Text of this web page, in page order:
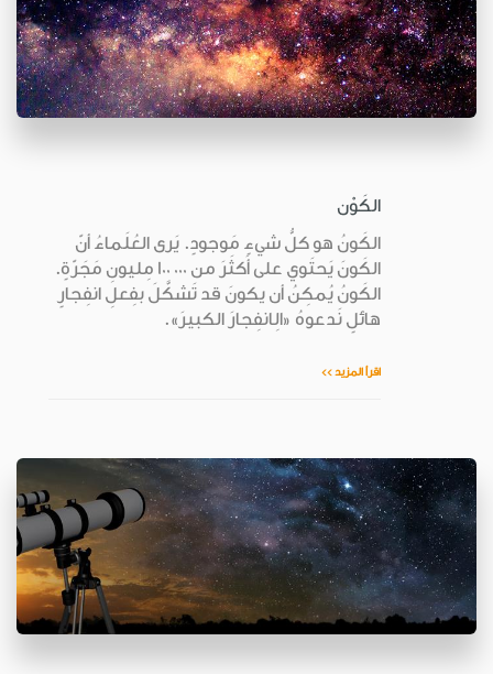
الكَوْن
الكَونُ هو كلُّ شيءٍ مَوجودٍ. يَرى العُلَماءُ أنّ
الكَونَ يَحتَوي على أَكثَرَ من ٠٠٠ ١٠٠ مِليونِ مَجَرّةٍ.
الكَونُ يُمكِنُ أن يكونَ قد تَشكَّلَ بفِعلِ انفِجارٍ
هائلٍ نَدعوهُ «الِانفِجارَ الكبيرَ».
اقرأ المزيد >>